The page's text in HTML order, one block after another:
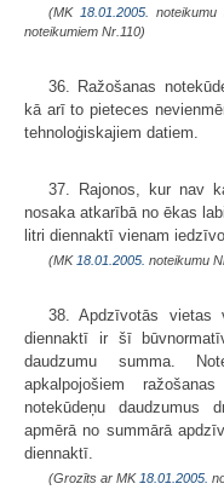
(MK 18.01.2005.
noteikumiem Nr.110)
36. Ražošanas
kā arī to pieteces
tehnoloģiskajiem datiem.
37. Rajonos, kur nav
nosaka atkarībā no ēkas
litri diennaktī vienam
(MK 18.01.2005. noteikumu
38. Apdzīvotās vietas
diennaktī ir šī
daudzumu summa.
apkalpojošiem
notekūdeņu daudzumus
apmērā no summārā
diennaktī.
(Grozīts ar MK 18.01.2005.